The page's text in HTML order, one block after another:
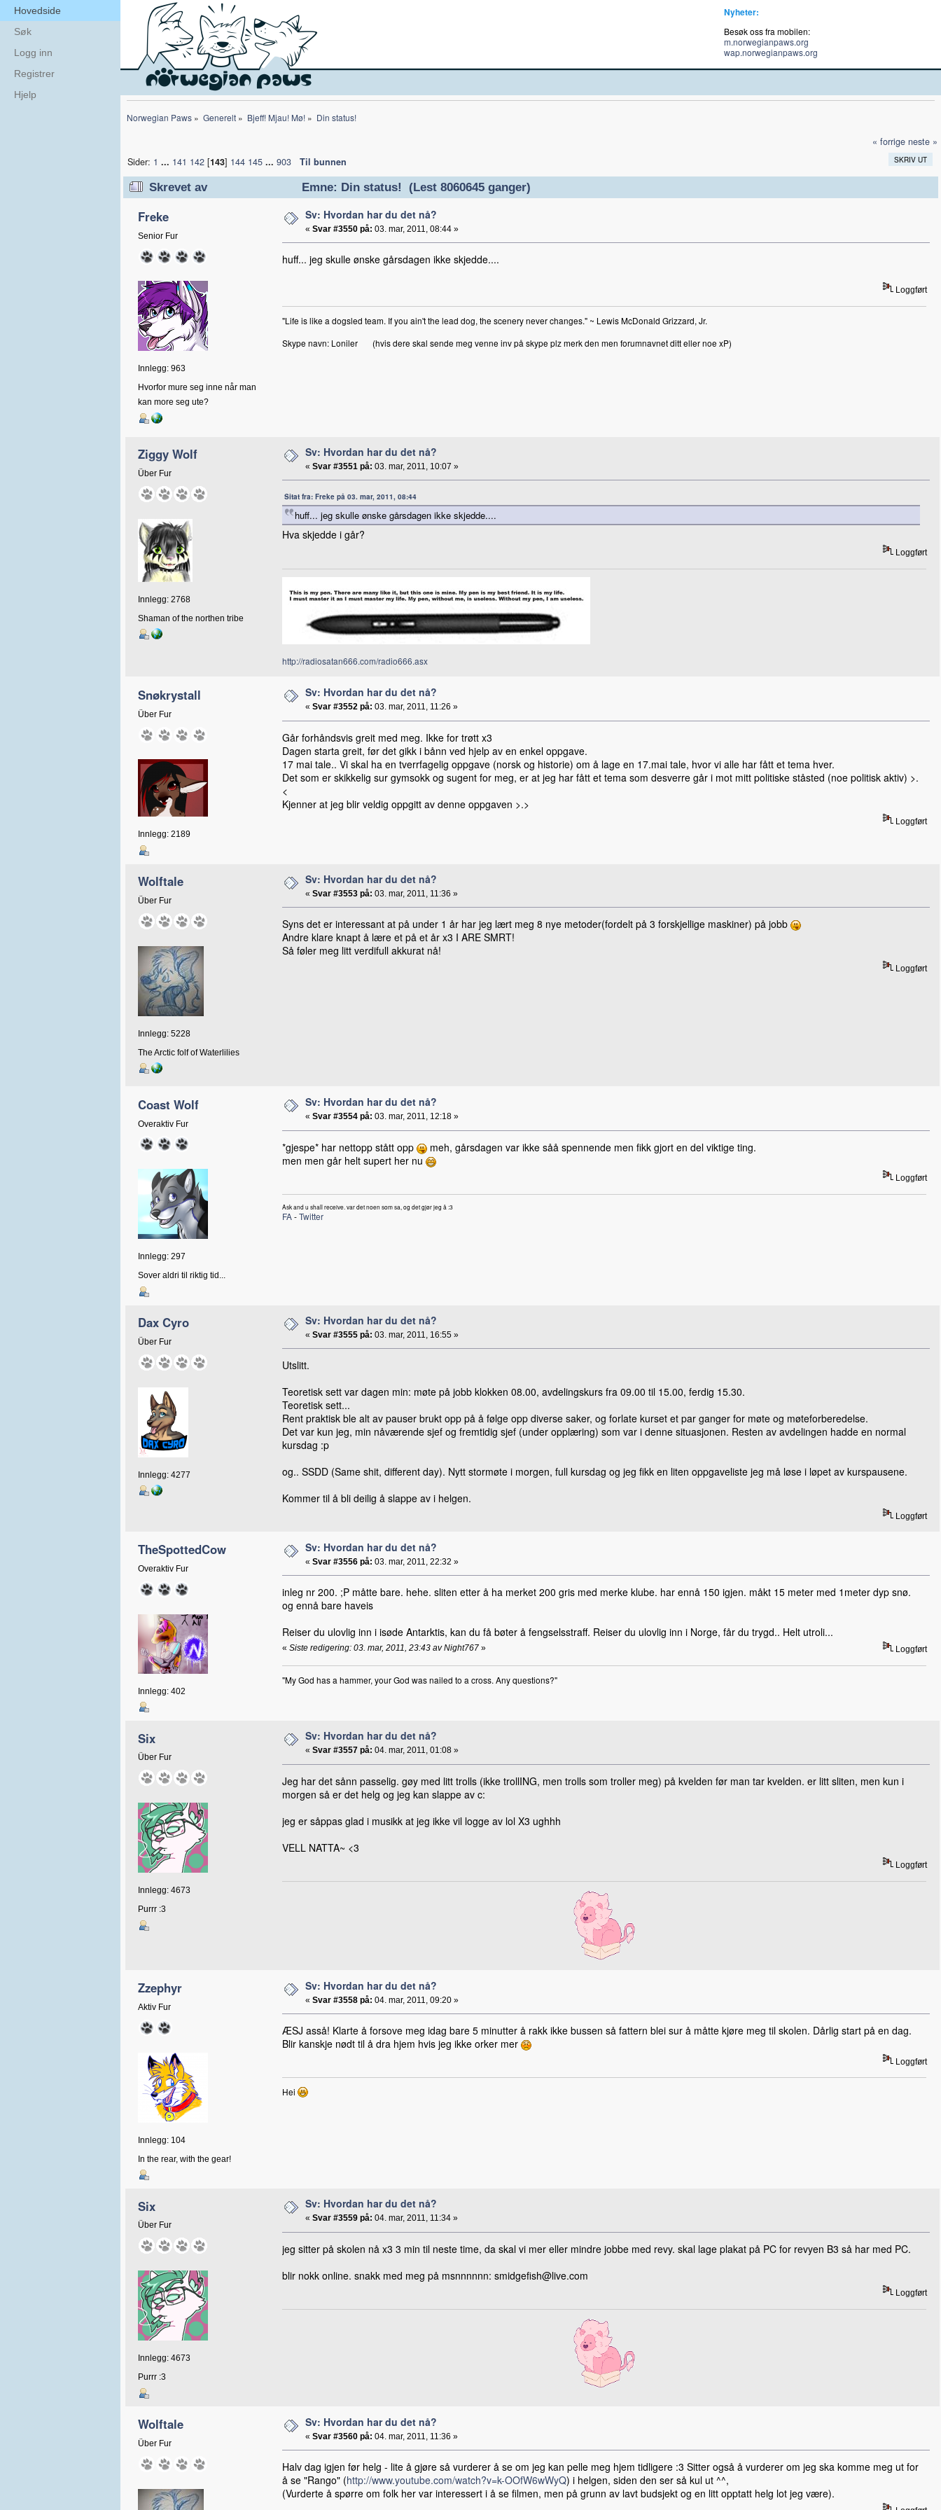
Nyheter:
Besøk oss fra mobilen:
m.norwegianpaws.org
wap.norwegianpaws.org
Hovedside
Søk
Logg inn
Registrer
Hjelp
Norwegian Paws » Generelt» Bjeff! Mjau! Mø!» Din status!
« forrige neste »
SKRIV UT
Sider: 1 ... 141 142[143] 144 145 ... 903 Til bunnen
Skrevet av Emne: Din status! (Lest 8060645 ganger)
Freke
Senior Fur
Innlegg: 963
Hvorfor mure seg inne når man
kan more seg ute?
Sv: Hvordan har du det nå?
« Svar #3550 på: 03. mar, 2011, 08:44 »
huff... jeg skulle ønske gårsdagen ikke skjedde....
Loggført
"Life is like a dogsled team. If you ain't the lead dog, the scenery never changes." ~ Lewis McDonald Grizzard, Jr.
Skype navn: Loniler (hvis dere skal sende meg venne inv på skype plz merk den men forumnavnet ditt eller noe xP)
Ziggy Wolf
Über Fur
Innlegg: 2768
Shaman of the northen tribe
Sv: Hvordan har du det nå?
« Svar #3551 på: 03. mar, 2011, 10:07 »
Sitat fra: Freke på 03. mar, 2011, 08:44
huff... jeg skulle ønske gårsdagen ikke skjedde....
Hva skjedde i går?
Loggført
http://radiosatan666.com/radio666.asx
Snøkrystall
Über Fur
Innlegg: 2189
Sv: Hvordan har du det nå?
« Svar #3552 på: 03. mar, 2011, 11:26 »
Går forhåndsvis greit med meg. Ikke for trøtt x3
Dagen starta greit, før det gikk i bånn ved hjelp av en enkel oppgave.
17 mai tale.. Vi skal ha en tverrfagelig oppgave (norsk og historie) om å lage en 17.mai tale, hvor vi alle har fått et tema hver.
Det som er skikkelig sur gymsokk og sugent for meg, er at jeg har fått et tema som desverre går i mot mitt politiske ståsted (noe politisk aktiv) >.
<
Kjenner at jeg blir veldig oppgitt av denne oppgaven >.>
Loggført
Wolftale
Über Fur
Innlegg: 5228
The Arctic folf of Waterlilies
Sv: Hvordan har du det nå?
« Svar #3553 på: 03. mar, 2011, 11:36 »
Syns det er interessant at på under 1 år har jeg lært meg 8 nye metoder(fordelt på 3 forskjellige maskiner) på jobb
Andre klare knapt å lære et på et år x3 I ARE SMRT!
Så føler meg litt verdifull akkurat nå!
Loggført
Coast Wolf
Overaktiv Fur
Innlegg: 297
Sover aldri til riktig tid...
Sv: Hvordan har du det nå?
« Svar #3554 på: 03. mar, 2011, 12:18 »
*gjespe* har nettopp stått opp
meh, gårsdagen var ikke såå spennende men fikk gjort en del viktige ting.
men men går helt supert her nu
Loggført
Ask and u shall receive. var det noen som sa, og det gjør jeg å :3
FA-Twitter
Dax Cyro
Über Fur
Innlegg: 4277
Sv: Hvordan har du det nå?
« Svar #3555 på: 03. mar, 2011, 16:55 »
Utslitt.
Teoretisk sett var dagen min: møte på jobb klokken 08.00, avdelingskurs fra 09.00 til 15.00, ferdig 15.30.
Teoretisk sett...
Rent praktisk ble alt av pauser brukt opp på å følge opp diverse saker, og forlate kurset et par ganger for møte og møteforberedelse.
Det var kun jeg, min nåværende sjef og fremtidig sjef (under opplæring) som var i denne situasjonen. Resten av avdelingen hadde en normal
kursdag :p
og.. SSDD (Same shit, different day). Nytt stormøte i morgen, full kursdag og jeg fikk en liten oppgaveliste jeg må løse i løpet av kurspausene.
Kommer til å bli deilig å slappe av i helgen.
Loggført
TheSpottedCow
Overaktiv Fur
Innlegg: 402
Sv: Hvordan har du det nå?
« Svar #3556 på: 03. mar, 2011, 22:32 »
inleg nr 200. ;P måtte bare. hehe. sliten etter å ha merket 200 gris med merke klube. har ennå 150 igjen. måkt 15 meter med 1meter dyp snø.
og ennå bare haveis
Reiser du ulovlig inn i isøde Antarktis, kan du få bøter å fengselsstraff. Reiser du ulovlig inn i Norge, får du trygd.. Helt utroli...
« Siste redigering: 03. mar, 2011, 23:43 av Night767 » Loggført
"My God has a hammer, your God was nailed to a cross. Any questions?"
Six
Über Fur
Innlegg: 4673
Purrr :3
Sv: Hvordan har du det nå?
« Svar #3557 på: 04. mar, 2011, 01:08 »
Jeg har det sånn passelig. gøy med litt trolls (ikke trollING, men trolls som troller meg) på kvelden før man tar kvelden. er litt sliten, men kun i
morgen så er det helg og jeg kan slappe av c:
jeg er såppas glad i musikk at jeg ikke vil logge av lol X3 ughhh
VELL NATTA~ <3
Loggført
Zzephyr
Aktiv Fur
Innlegg: 104
In the rear, with the gear!
Sv: Hvordan har du det nå?
« Svar #3558 på: 04. mar, 2011, 09:20 »
ÆSJ asså! Klarte å forsove meg idag bare 5 minutter å rakk ikke bussen så fattern blei sur å måtte kjøre meg til skolen. Dårlig start på en dag.
Blir kanskje nødt til å dra hjem hvis jeg ikke orker mer
Loggført
Hei
Six
Über Fur
Innlegg: 4673
Purrr :3
Sv: Hvordan har du det nå?
« Svar #3559 på: 04. mar, 2011, 11:34 »
jeg sitter på skolen nå x3 3 min til neste time, da skal vi mer eller mindre jobbe med revy. skal lage plakat på PC for revyen B3 så har med PC.
blir nokk online. snakk med meg på msnnnnnn: smidgefish@live.com
Loggført
Wolftale
Über Fur
Sv: Hvordan har du det nå?
« Svar #3560 på: 04. mar, 2011, 11:36 »
Halv dag igjen før helg - lite å gjøre så vurderer å se om jeg kan pelle meg hjem tidligere :3 Sitter også å vurderer om jeg ska komme meg ut for
å se "Rango" (http://www.youtube.com/watch?v=k-OOfW6wWyQ) i helgen, siden den ser så kul ut ^^,
(Vurderte å spørre om folk her var interessert i å se filmen, men på grunn av lavt budsjekt og en litt opptatt helg lot jeg være).